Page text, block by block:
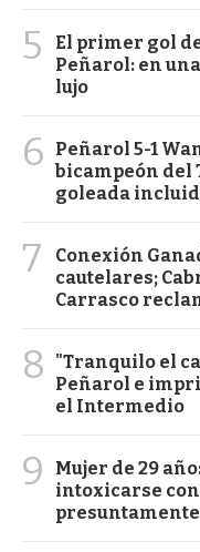
5
El primer gol
Peñarol: en
lujo
6
Peñarol 5-1
bicampeón del
goleada
7
Conexión
cautelares;
Carrasco
8
"Tranquilo el
Peñarol e
el Intermedio
9
Mujer de 29
intoxicarse